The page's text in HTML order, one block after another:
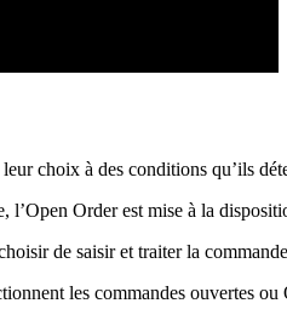
choix à des conditions qu’ils
Order est mise à la
de saisir et traiter la
les commandes ouvertes